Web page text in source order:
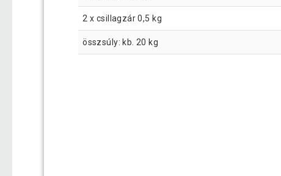
2 x csillagzár 0,5 kg
összsúly: kb. 20 kg